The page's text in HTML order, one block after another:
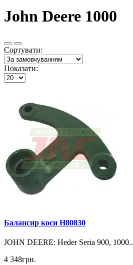
John Deere 1000
Сортувати:
Показати:
Балансир коси H80830
JOHN DEERE: Heder Seria 900, 1000..
4 348грн.